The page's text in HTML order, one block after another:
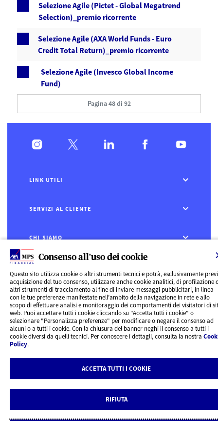
Consenso all'uso dei cookie
Questo sito utilizza cookie o altri strumenti tecnici e potrà, esclusivamente
acquisizione del tuo consenso, utilizzare anche cookie analitici, di profilazione
altri strumenti di tracciamento al fine di inviare messaggi pubblicitari, in linea
con le tue preferenze manifestate nell’ambito della navigazione in rete e allo
scopo di effettuare analisi e monitoraggio dei comportamenti dei visitatori di
web. Puoi accettare tutti i cookie cliccando su "Accetta tutti i cookie" o
selezionare "Personalizza preferenze" per modificare o negare il consenso ad
alcuni o a tutti i cookie. Con la chiusura del banner neghi il consenso a tutti i
cookie diversi da quelli tecnici. Per conoscere i dettagli, consulta la nostra
Policy.
ACCETTA TUTTI I COOKIE
RIFIUTA
Selezione Agile (Pictet - Global Megatrend
Selection)_premio ricorrente
Selezione Agile (AXA World Funds - Euro
Credit Total Return)_premio ricorrente
Selezione Agile (Invesco Global Income
Fund)
Pagina 48 di 92
LINK UTILI
SERVIZI AL CLIENTE
CHI SIAMO
CONTATTI
Privacy
Rivedi le tue scelte sui Cookie
Cookie Policy
Informazioni legali
AXA MPS Financial DAC - VAT Number IE8293822E